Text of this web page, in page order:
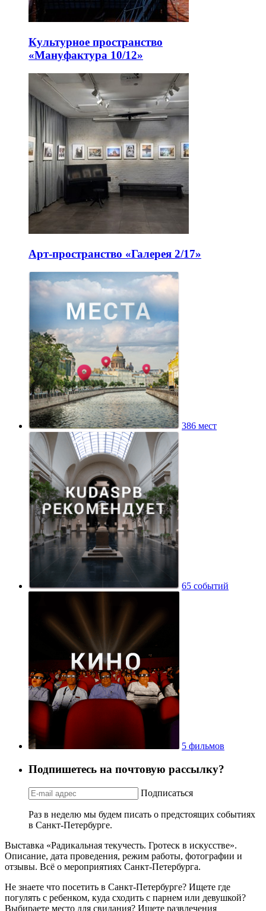
Культурное пространство
«Мануфактура 10/12»
Арт-пространство «Галерея 2/17»
386 мест
65 событий
5 фильмов
Подпишетесь на почтовую рассылку?
Подписаться
Раз в неделю мы будем писать о предстоящих событиях
в Санкт-Петербурге.
Выставка «Радикальная текучесть. Гротеск в искусстве».
Описание, дата проведения, режим работы, фотографии и
отзывы. Всё о мероприятиях Санкт-Петербурга.
Не знаете что посетить в Санкт-Петербурге? Ищете где
погулять с ребенком, куда сходить с парнем или девушкой?
Выбираете место для свидания? Ищете развлечения